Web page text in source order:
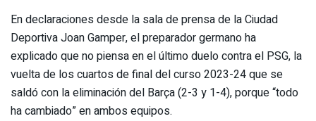
En declaraciones desde la sala de prensa de la Ciudad
Deportiva Joan Gamper, el preparador germano ha
explicado que no piensa en el último duelo contra el PSG, la
vuelta de los cuartos de final del curso 2023-24 que se
saldó con la eliminación del Barça (2-3 y 1-4), porque “todo
ha cambiado” en ambos equipos.